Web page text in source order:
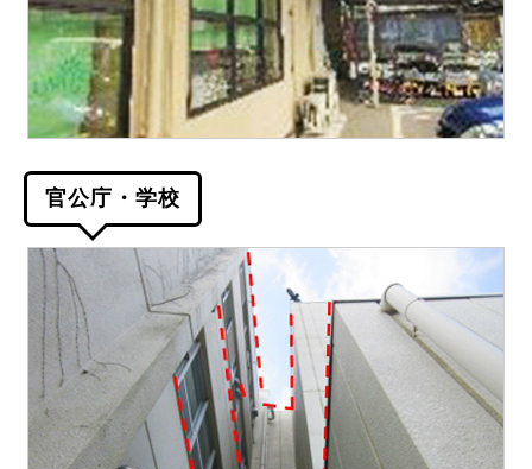
官公庁・学校